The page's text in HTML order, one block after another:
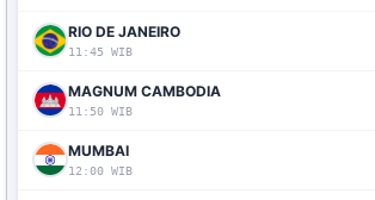
RIO DE JANEIRO
11:45 WIB
MAGNUM CAMBODIA
11:50 WIB
MUMBAI
12:00 WIB